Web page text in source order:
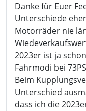
Danke für Euer
Unterschiede
Motorräder nie
2023er ist ja
Fahrmodi bei
Beim
Unterschied
dass ich die